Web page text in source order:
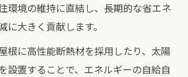
環境の維持に直結し、長期的な省エネ
に大きく貢献します。
根に高性能断熱材を採用したり、太陽
設置することで、エネルギーの自給自